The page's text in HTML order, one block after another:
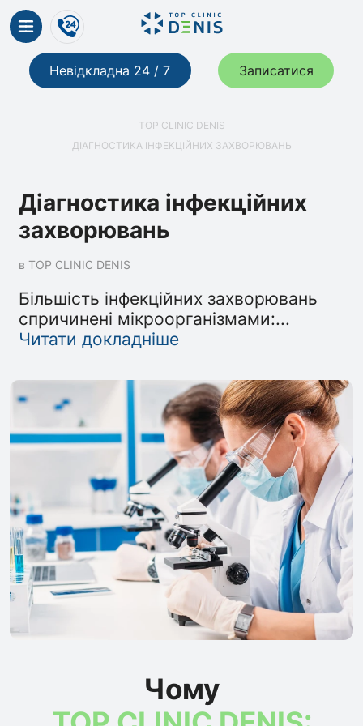
Невідкладна 24 / 7 Записатися
TOP CLINIC DENIS
ДІАГНОСТИКА ІНФЕКЦІЙНИХ ЗАХВОРЮВАНЬ
Діагностика інфекційних
захворювань
в TOP CLINIC DENIS
Більшість інфекційних захворювань
спричинені мікроорганізмами:...
Читати докладніше
Чому